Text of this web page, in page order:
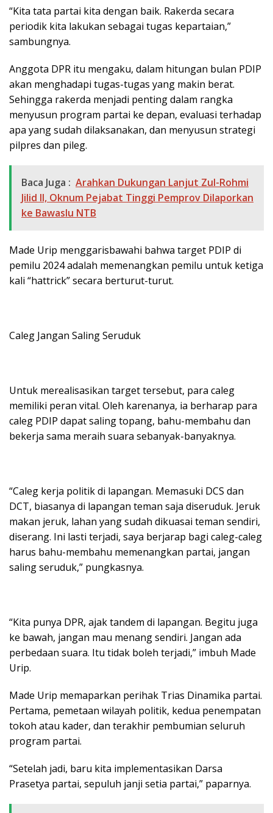
“Kita tata partai kita dengan baik. Rakerda secara
periodik kita lakukan sebagai tugas kepartaian,”
sambungnya.
Anggota DPR itu mengaku, dalam hitungan bulan PDIP
akan menghadapi tugas-tugas yang makin berat.
Sehingga rakerda menjadi penting dalam rangka
menyusun program partai ke depan, evaluasi terhadap
apa yang sudah dilaksanakan, dan menyusun strategi
pilpres dan pileg.
Baca Juga : Arahkan Dukungan Lanjut Zul-Rohmi
Jilid II, Oknum Pejabat Tinggi Pemprov Dilaporkan
ke Bawaslu NTB
Made Urip menggarisbawahi bahwa target PDIP di
pemilu 2024 adalah memenangkan pemilu untuk ketiga
kali “hattrick” secara berturut-turut.
Caleg Jangan Saling Seruduk
Untuk merealisasikan target tersebut, para caleg
memiliki peran vital. Oleh karenanya, ia berharap para
caleg PDIP dapat saling topang, bahu-membahu dan
bekerja sama meraih suara sebanyak-banyaknya.
“Caleg kerja politik di lapangan. Memasuki DCS dan
DCT, biasanya di lapangan teman saja diseruduk. Jeruk
makan jeruk, lahan yang sudah dikuasai teman sendiri,
diserang. Ini lasti terjadi, saya berjarap bagi caleg-caleg
harus bahu-membahu memenangkan partai, jangan
saling seruduk,” pungkasnya.
“Kita punya DPR, ajak tandem di lapangan. Begitu juga
ke bawah, jangan mau menang sendiri. Jangan ada
perbedaan suara. Itu tidak boleh terjadi,” imbuh Made
Urip.
Made Urip memaparkan perihak Trias Dinamika partai.
Pertama, pemetaan wilayah politik, kedua penempatan
tokoh atau kader, dan terakhir pembumian seluruh
program partai.
“Setelah jadi, baru kita implementasikan Darsa
Prasetya partai, sepuluh janji setia partai,” paparnya.